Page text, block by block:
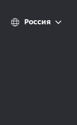
Россия